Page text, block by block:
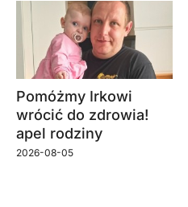
Pomóżmy Irkowi
wrócić do zdrowia!
apel rodziny
2026-08-05